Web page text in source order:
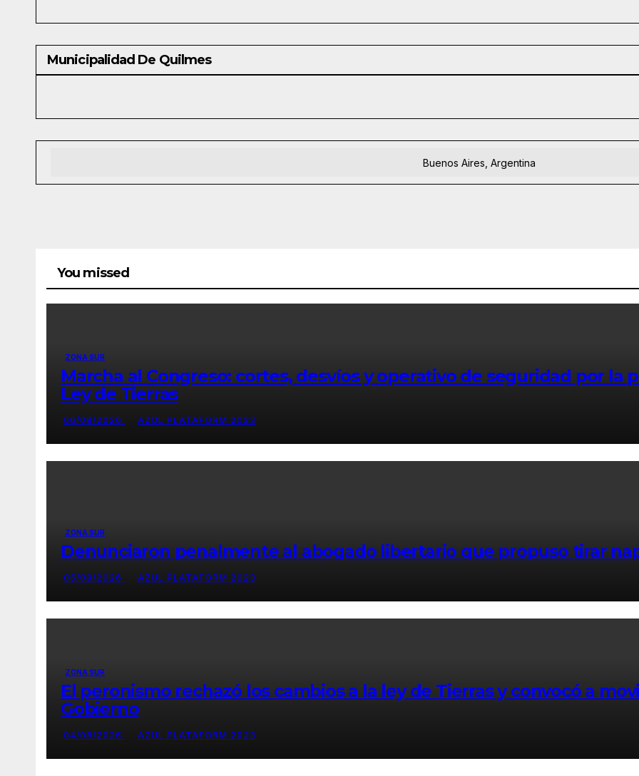
Municipalidad De Quilmes
Buenos Aires, Argentina
You missed
ZONA SUR
Marcha al Congreso: cortes, desvíos y operativo de seguridad por la
Ley de Tierras
06/08/2026 AZUL PLATAFORM 2023
ZONA SUR
Denunciaron penalmente al abogado libertario que propuso tirar
05/08/2026 AZUL PLATAFORM 2023
ZONA SUR
El peronismo rechazó los cambios a la ley de Tierras y convocó a
Gobierno
04/08/2026 AZUL PLATAFORM 2023